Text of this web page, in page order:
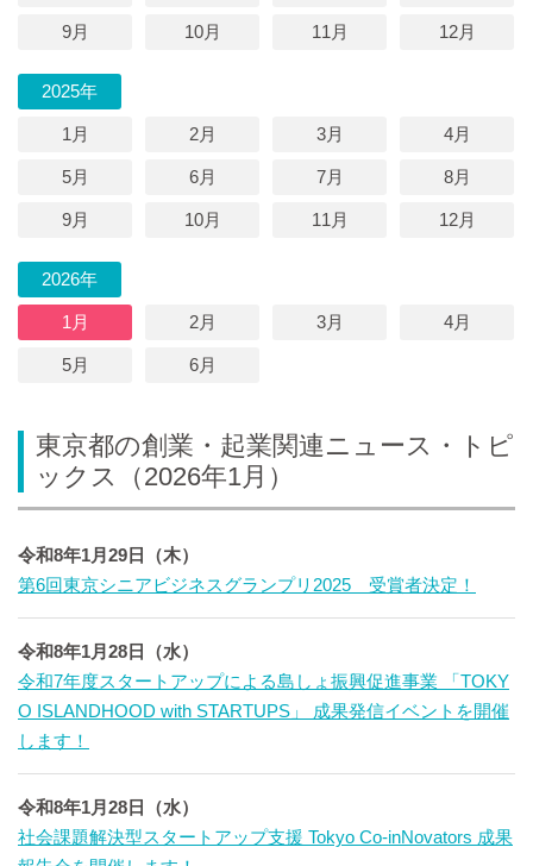
9月 10月 11月 12月
2025年
1月 2月 3月 4月
5月 6月 7月 8月
9月 10月 11月 12月
2026年
1月 2月 3月 4月
5月 6月
東京都の創業・起業関連ニュース・トピ
ックス（2026年1月）
令和8年1月29日（木）
第6回東京シニアビジネスグランプリ2025 受賞者決定！
令和8年1月28日（水）
令和7年度スタートアップによる島しょ振興促進事業 「TOKY
O ISLANDHOOD with STARTUPS」 成果発信イベントを開催
します！
令和8年1月28日（水）
社会課題解決型スタートアップ支援 Tokyo Co-inNovators 成果